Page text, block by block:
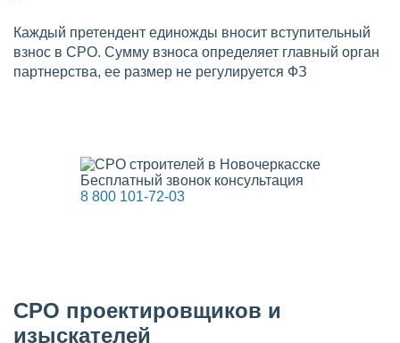
Бесплатный звонок консультация
8 800 101-72-03
Каждый претендент единожды вносит вступительный
взнос в СРО. Сумму взноса определяет главный орган
партнерства, ее размер не регулируется ФЗ
СРО проектировщиков и
изыскателей